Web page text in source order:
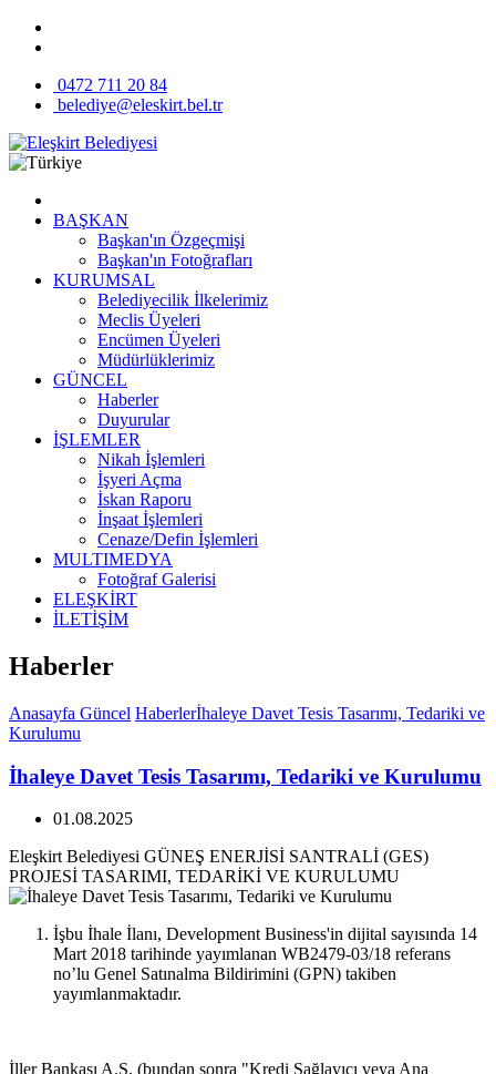
0472 711 20 84
belediye@eleskirt.bel.tr
BAŞKAN
Başkan'ın Özgeçmişi
Başkan'ın Fotoğrafları
KURUMSAL
Belediyecilik İlkelerimiz
Meclis Üyeleri
Encümen Üyeleri
Müdürlüklerimiz
GÜNCEL
Haberler
Duyurular
İŞLEMLER
Nikah İşlemleri
İşyeri Açma
İskan Raporu
İnşaat İşlemleri
Cenaze/Defin İşlemleri
MULTIMEDYA
Fotoğraf Galerisi
ELEŞKİRT
İLETİŞİM
Haberler
Anasayfa Güncel Haberlerİhaleye Davet Tesis Tasarımı, Tedariki ve
Kurulumu
İhaleye Davet Tesis Tasarımı, Tedariki ve Kurulumu
01.08.2025
Eleşkirt Belediyesi GÜNEŞ ENERJİSİ SANTRALİ (GES)
PROJESİ TASARIMI, TEDARİKİ VE KURULUMU
İşbu İhale İlanı, Development Business'in dijital sayısında 14
Mart 2018 tarihinde yayımlanan WB2479-03/18 referans
no’lu Genel Satınalma Bildirimini (GPN) takiben
yayımlanmaktadır.
İller Bankası A.Ş. (bundan sonra "Kredi Sağlayıcı veya Ana